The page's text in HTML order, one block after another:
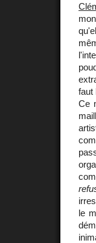
faut
Ce
le